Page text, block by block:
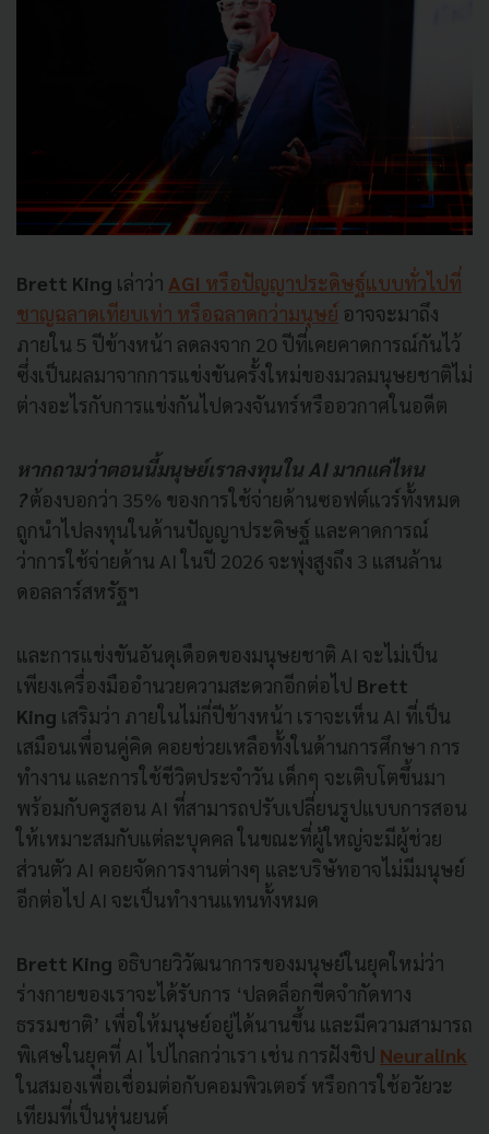
Brett King เล่าว่า AGI หรือปัญญาประดิษฐ์แบบทั่วไปที่
ชาญฉลาดเทียบเท่า หรือฉลาดกว่ามนุษย์ อาจจะมาถึง
ภายใน 5 ปีข้างหน้า ลดลงจาก 20 ปีที่เคยคาดการณ์กันไว้
ซึ่งเป็นผลมาจากการแข่งขันครั้งใหม่ของมวลมนุษยชาติไม่
ต่างอะไรกับการแข่งกันไปดวงจันทร์หรืออวกาศในอดีต
หากถามว่าตอนนี้มนุษย์เราลงทุนใน AI มากแค่ไหน
?ต้องบอกว่า 35% ของการใช้จ่ายด้านซอฟต์แวร์ทั้งหมด
ถูกนำไปลงทุนในด้านปัญญาประดิษฐ์ และคาดการณ์
ว่าการใช้จ่ายด้าน AI ในปี 2026 จะพุ่งสูงถึง 3 แสนล้าน
ดอลลาร์สหรัฐฯ
และการแข่งขันอันดุเดือดของมนุษยชาติ AI จะไม่เป็น
เพียงเครื่องมืออำนวยความสะดวกอีกต่อไป Brett
King เสริมว่า ภายในไม่กี่ปีข้างหน้า เราจะเห็น AI ที่เป็น
เสมือนเพื่อนคู่คิด คอยช่วยเหลือทั้งในด้านการศึกษา การ
ทำงาน และการใช้ชีวิตประจำวัน เด็กๆ จะเติบโตขึ้นมา
พร้อมกับครูสอน AI ที่สามารถปรับเปลี่ยนรูปแบบการสอน
ให้เหมาะสมกับแต่ละบุคคล ในขณะที่ผู้ใหญ่จะมีผู้ช่วย
ส่วนตัว AI คอยจัดการงานต่างๆ และบริษัทอาจไม่มีมนุษย์
อีกต่อไป AI จะเป็นทำงานแทนทั้งหมด
Brett King อธิบายวิวัฒนาการของมนุษย์ในยุคใหม่ว่า
ร่างกายของเราจะได้รับการ ‘ปลดล็อกขีดจำกัดทาง
ธรรมชาติ’ เพื่อให้มนุษย์อยู่ได้นานขึ้น และมีความสามารถ
พิเศษในยุคที่ AI ไปไกลกว่าเรา เช่น การฝังชิป Neuralink
ในสมองเพื่อเชื่อมต่อกับคอมพิวเตอร์ หรือการใช้อวัยวะ
เทียมที่เป็นหุ่นยนต์